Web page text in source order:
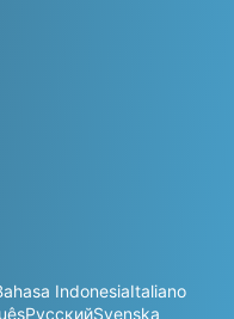
IndonesiaItaliano
РусскийSvenska